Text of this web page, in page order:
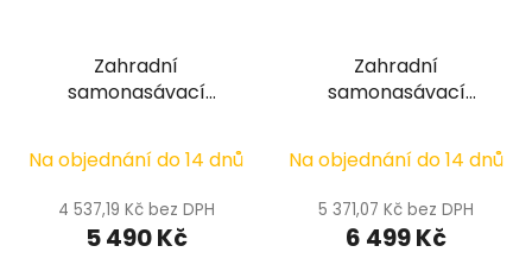
Zahradní
samonasávací
Garden Automatic
3500
Na objednání do 14 dnů
4 537,19 Kč bez DPH
5 490 Kč
Zahradní
samonasávací
ProMax Garden 5000
Na objednání do 14 dnů
5 371,07 Kč bez DPH
6 499 Kč